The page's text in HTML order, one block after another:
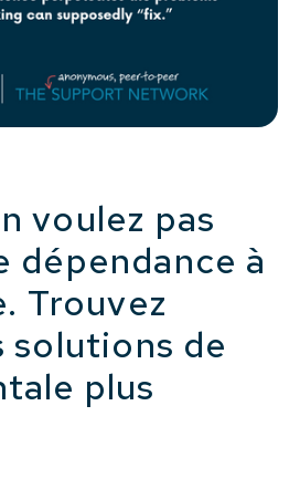
voulez pas
dépendance à
Trouvez
de
plus